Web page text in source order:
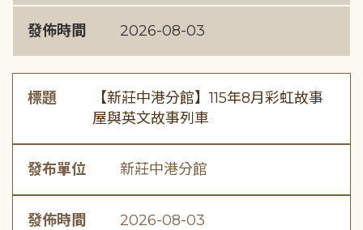
發佈時間 2026-08-03
標題
【新莊中港分館】115年8月彩虹故事
屋與英文故事列車
發布單位 新莊中港分館
發佈時間 2026-08-03